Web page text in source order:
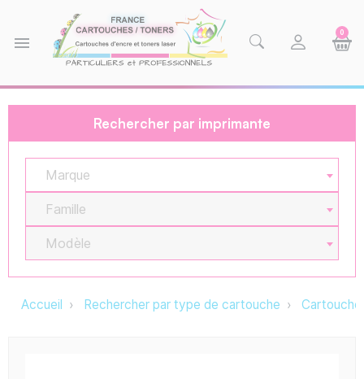
menu
0
Rechercher par imprimante
Marque
Famille
Modèle
Accueil Rechercher par type de cartouche